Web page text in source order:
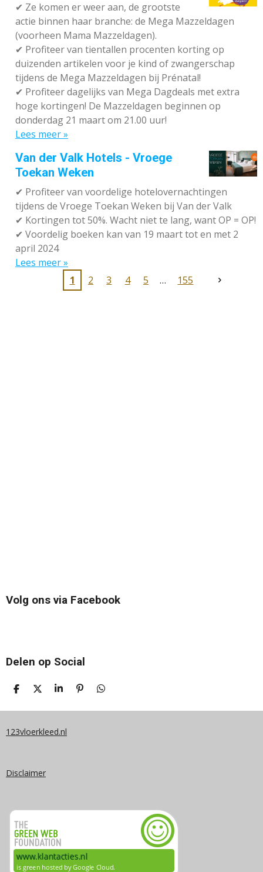
✔ Ze komen er weer aan, de grootste
actie binnen haar branche: de Mega Mazzeldagen
(voorheen Mama Mazzeldagen).
✔ Profiteer van tientallen procenten korting op
duizenden artikelen voor je kind of zwangerschap
tijdens de Mega Mazzeldagen bij Prénatal!
✔ Profiteer dagelijks van Mega Dagdeals met extra
hoge kortingen! De Mazzeldagen beginnen op
donderdag 21 maart om 21.00 uur!
Lees meer »
Van der Valk Hotels - Vroege
Toekan Weken
✔ Profiteer van voordelige hotelovernachtingen
tijdens de Vroege Toekan Weken bij Van der Valk
✔ Kortingen tot 50%. Wacht niet te lang, want OP = OP!
✔ Voordelig boeken kan van 19 maart tot en met 2
april 2024
Lees meer »
1
2 3 4 5 155
Volg ons via Facebook
Delen op Social
D
L
N
D
E
S
A
E
P
N
D
L
123vloerkleed.nl
Disclaimer